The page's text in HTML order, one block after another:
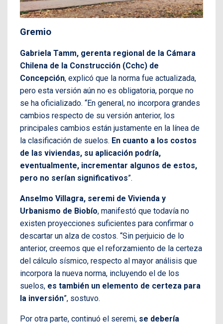
Gremio
Gabriela Tamm, gerenta regional de la Cámara
Chilena de la Construcción (Cchc) de
Concepción, explicó que la norma fue actualizada,
pero esta versión aún no es obligatoria, porque no
se ha oficializado. “En general, no incorpora grandes
cambios respecto de su versión anterior, los
principales cambios están justamente en la línea de
la clasificación de suelos. En cuanto a los costos
de las viviendas, su aplicación podría,
eventualmente, incrementar algunos de estos,
pero no serían significativos”.
Anselmo Villagra, seremi de Vivienda y
Urbanismo de Biobío, manifestó que todavía no
existen proyecciones suficientes para confirmar o
descartar un alza de costos. “Sin perjuicio de lo
anterior, creemos que el reforzamiento de la certeza
del cálculo sísmico, respecto al mayor análisis que
incorpora la nueva norma, incluyendo el de los
suelos, es también un elemento de certeza para
la inversión”, sostuvo.
Por otra parte, continuó el seremi, se debería